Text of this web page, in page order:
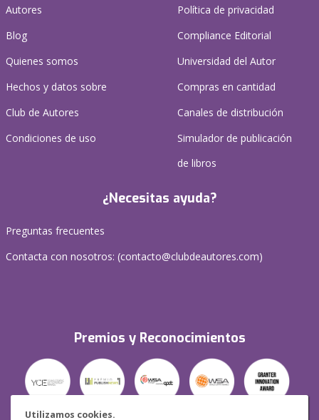
Utilizamos cookies.
Autores
Blog
Quienes somos
Hechos y datos sobre
Club de Autores
Condiciones de uso
Política de privacidad
Compliance Editorial
Universidad del Autor
Compras en cantidad
Canales de distribución
Simulador de publicación
de libros
¿Necesitas ayuda?
Preguntas frecuentes
Contacta con nosotros: (contacto@clubdeautores.com)
Premios y Reconocimientos